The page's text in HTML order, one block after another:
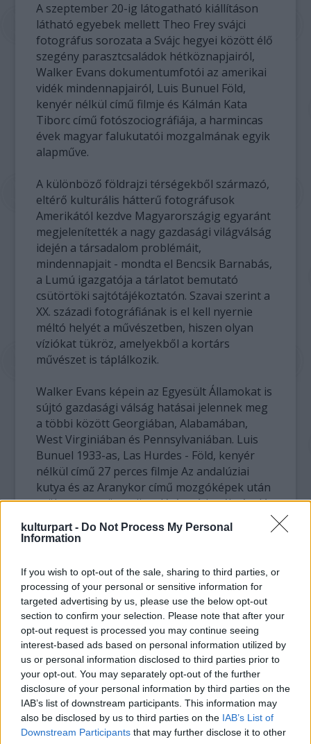
kulturpart - Do Not Process My Personal
Information
If you wish to opt-out of the sale, sharing to third parties, or
processing of your personal or sensitive information for
targeted advertising by us, please use the below opt-out
section to confirm your selection. Please note that after your
opt-out request is processed you may continue seeing
interest-based ads based on personal information utilized by
us or personal information disclosed to third parties prior to
your opt-out. You may separately opt-out of the further
disclosure of your personal information by third parties on the
IAB’s list of downstream participants. This information may
also be disclosed by us to third parties on the IAB’s List of
Downstream Participants that may further disclose it to other
A szeptember 20-ig látogatható kiállításon
látható egyebek mellett Theo Frey svájci
fotográfus sorozata a Svájc hegyei között élő
szegény parasztcsaládok hétköznapjairól,
Walker Evans dokumentumfotói az amerikai
vidék mindennapjairól, Luis Bunuel Föld,
kenyér nélkül című filmje és Kálmán Kata
Tiborc című fotószociográfiája, a harmincas
évek magyar falukutatói mozgalmának egyik
alapműve.
A különböző földrajzi térségekből származó,
eltérő kulturális hátterű fotográfusok
Amerikától kezdve Magyarországig egyaránt
megjelenítették a nagy gazdasági világválság
idején a társadalom problémáit,
mindennapjait - mondta el Bencsik Barnabás,
a Lumú igazgatója a tárlatot bemutató
csütörtöki sajtótájékoztatón. Szavai szerint a
XX. századi fotográfiának is el kell nyernie
méltó helyét a művészetben, hiszen olyan
víziókat tükröz, amelyekből a kortárs
művészet is táplálkozik.
Walker Evans képein az Egyesült Államokat is
sújtó gazdasági válság hatásai jelennek meg
a többi között Georgiában, Alabamában,
West Virginiában és Pennsylvaniában. Luis
Bunuel 1933-as, Las Hurdes - Föld, kenyér
nélkül című 27 perces filmje Az andalúziai
kutya és az Aranykor című mozgóképek után
született: a szürrealista látásmódot ábrázoló
dokumentarista alkotás az akkori
Spanyolország legelmaradottabb vidékén, a
életkörülményeket, a nyomort mutatja be -
mutatott rá Székely Katalin, a Lumú
munkatársa.
Három csoport munkáját mutatja be a
Szociofotó Magyarországon elnevezésű rész:
a Balogh Edgár vezette Sarló mozgalom, a
Kassák Lajos irányításával működő Munka-
kör és a népi mozgalomhoz kötődő, Ortutay
Gyula nevéhez fűződő Szegedi Fiatalok
Művészeti Kollégiuma tagjainak alkotásait -